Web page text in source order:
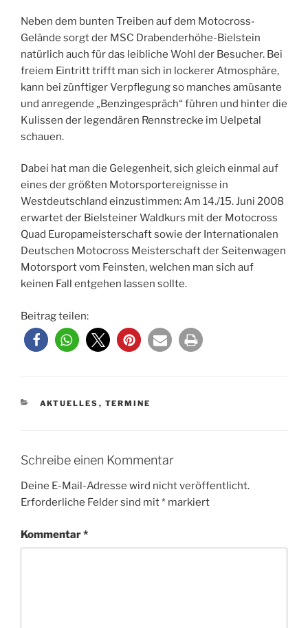
Neben dem bunten Treiben auf dem Motocross-
Gelände sorgt der MSC Drabenderhöhe-Bielstein
natürlich auch für das leibliche Wohl der Besucher. Bei
freiem Eintritt trifft man sich in lockerer Atmosphäre,
kann bei zünftiger Verpflegung so manches amüsante
und anregende „Benzingespräch“ führen und hinter die
Kulissen der legendären Rennstrecke im Uelpetal
schauen.
Dabei hat man die Gelegenheit, sich gleich einmal auf
eines der größten Motorsportereignisse in
Westdeutschland einzustimmen: Am 14./15. Juni 2008
erwartet der Bielsteiner Waldkurs mit der Motocross
Quad Europameisterschaft sowie der Internationalen
Deutschen Motocross Meisterschaft der Seitenwagen
Motorsport vom Feinsten, welchen man sich auf
keinen Fall entgehen lassen sollte.
Beitrag teilen:
KATEGORIEN
AKTUELLES , TERMINE
Schreibe einen Kommentar
Deine E-Mail-Adresse wird nicht veröffentlicht.
Erforderliche Felder sind mit* markiert
Kommentar*